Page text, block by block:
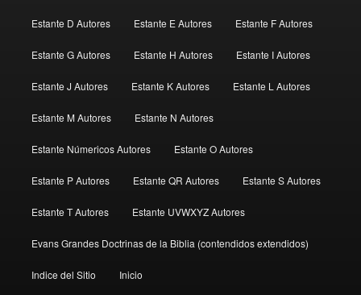
Estante D Autores Estante E Autores Estante F Autores
Estante G Autores Estante H Autores Estante I Autores
Estante J Autores Estante K Autores Estante L Autores
Estante M Autores Estante N Autores
Estante Númericos Autores Estante O Autores
Estante P Autores Estante QR Autores Estante S Autores
Estante T Autores Estante UVWXYZ Autores
Evans Grandes Doctrinas de la Biblia (contendidos extendidos)
Indice del Sitio Inicio